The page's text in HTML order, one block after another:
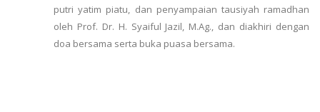
putri yatim piatu, dan penyampaian tausiyah ramadhan
oleh Prof. Dr. H. Syaiful Jazil, M.Ag., dan diakhiri dengan
doa bersama serta buka puasa bersama.